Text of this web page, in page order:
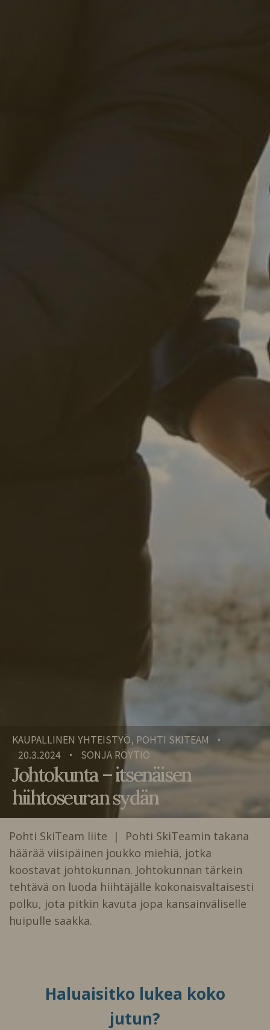
KAUPALLINEN YHTEISTYÖ, POHTI SKITEAM •
20.3.2024 • SONJA RÖYTIÖ
Johtokunta – itsenäisen
hiihtoseuran sydän
Pohti SkiTeam liite | Pohti SkiTeamin takana
häärää viisipäinen joukko miehiä, jotka
koostavat johtokunnan. Johtokunnan tärkein
tehtävä on luoda hiihtäjälle kokonaisvaltaisesti
polku, jota pitkin kavuta jopa kansainväliselle
huipulle saakka.
Haluaisitko lukea koko
jutun?